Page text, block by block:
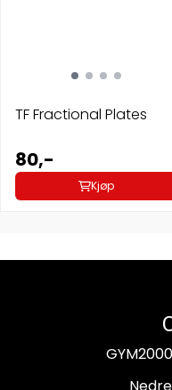
TF Fractional Plates
80,-
Kjøp